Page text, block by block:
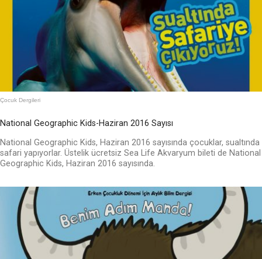
Çocuk Dergileri
National Geographic Kids-Haziran 2016 Sayısı
National Geographic Kids, Haziran 2016 sayısında çocuklar, sualtında
safari yapıyorlar. Üstelik ücretsiz Sea Life Akvaryum bileti de National
Geographic Kids, Haziran 2016 sayısında.